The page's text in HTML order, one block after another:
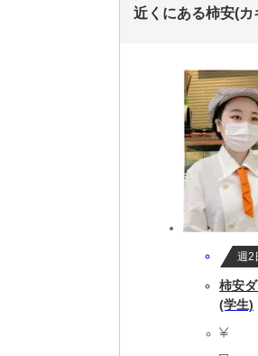
近くにある柿安(
週2
柿安
(学生)